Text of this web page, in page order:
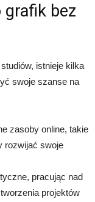
bez
istnieje kilka
swoje szanse na
zasoby online, takie
rozwijać swoje
pracując nad
projektów